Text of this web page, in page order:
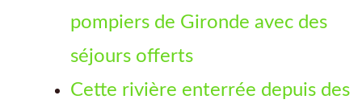
pompiers de Gironde avec des
séjours offerts
Cette rivière enterrée depuis des